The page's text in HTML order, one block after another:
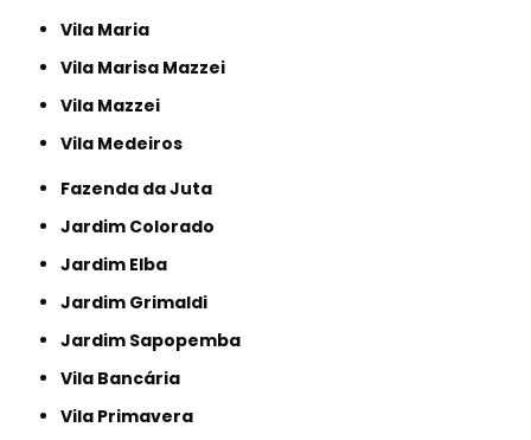
Vila Maria
Vila Marisa Mazzei
Vila Mazzei
Vila Medeiros
Fazenda da Juta
Jardim Colorado
Jardim Elba
Jardim Grimaldi
Jardim Sapopemba
Vila Bancária
Vila Primavera